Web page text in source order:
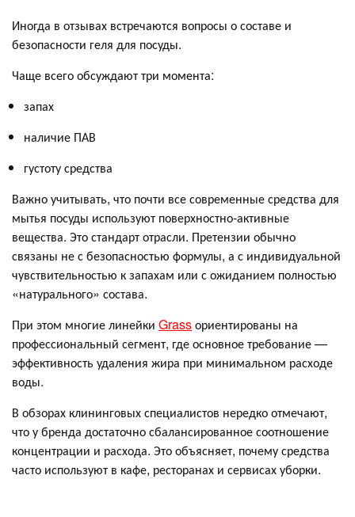
Иногда в отзывах встречаются вопросы о составе и
безопасности геля для посуды.
Чаще всего обсуждают три момента:
запах
наличие ПАВ
густоту средства
Важно учитывать, что почти все современные средства для
мытья посуды используют поверхностно‑активные
вещества. Это стандарт отрасли. Претензии обычно
связаны не с безопасностью формулы, а с индивидуальной
чувствительностью к запахам или с ожиданием полностью
«натурального» состава.
При этом многие линейки Grassориентированы на
профессиональный сегмент, где основное требование —
эффективность удаления жира при минимальном расходе
воды.
В обзорах клининговых специалистов нередко отмечают,
что у бренда достаточно сбалансированное соотношение
концентрации и расхода. Это объясняет, почему средства
часто используют в кафе, ресторанах и сервисах уборки.